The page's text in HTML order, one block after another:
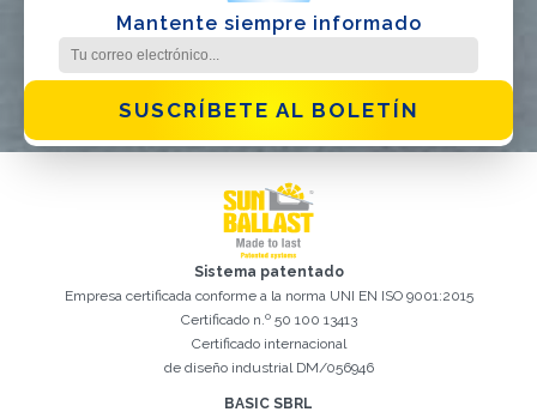
Mantente siempre informado
SUSCRÍBETE AL BOLETÍN
El campo Nombre es obligatorio
El campo Apellido es obligatorio
El campo Agencia es obligatorio
El campo Ciudad es obligatorio
El campo Teléfono es obligatorio
El campo Correo Electrónico es obligatorio
Correo Electrónico ingresado no válido
Debemos aceptar la Política de privacidad
Registro exitoso. Verifique su casilla de correo electrónico para
Lo sentimos, se produjo el siguiente error:
Sistema patentado
Empresa certificada conforme a la norma UNI EN ISO 9001:2015
Certificado n.º 50 100 13413
Certificado internacional
de diseño industrial DM/056946
BASIC SBRL